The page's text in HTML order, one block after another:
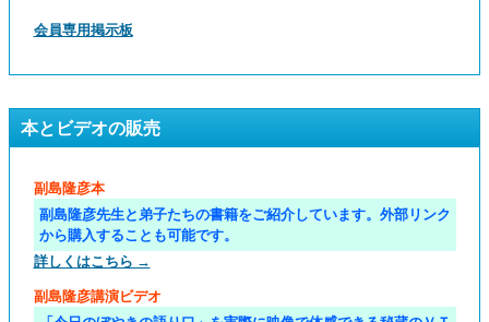
会員専用掲示板
本とビデオの販売
副島隆彦本
副島隆彦先生と弟子たちの書籍をご紹介しています。外部リンク
から購入することも可能です。
詳しくはこちら →
副島隆彦講演ビデオ